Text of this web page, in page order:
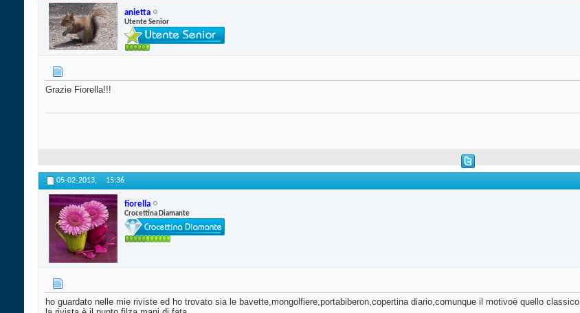
anietta
Utente Senior
Grazie Fiorella!!!
05-02-2013, 15:36
fiorella
Crocettina Diamante
ho guardato nelle mie riviste ed ho trovato sia le bavette,mongolfiere,portabiberon,copertina diario,comunque il motivoè quello classico